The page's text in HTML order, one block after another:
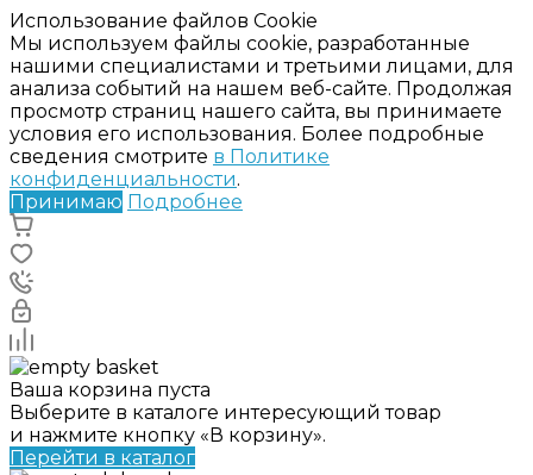
Использование файлов Cookie
Мы используем файлы cookie, разработанные
нашими специалистами и третьими лицами, для
анализа событий на нашем веб-сайте. Продолжая
просмотр страниц нашего сайта, вы принимаете
условия его использования. Более подробные
сведения смотрите в Политике
конфиденциальности.
Принимаю Подробнее
Ваша корзина пуста
Выберите в каталоге интересующий товар
и нажмите кнопку «В корзину».
Перейти в каталог